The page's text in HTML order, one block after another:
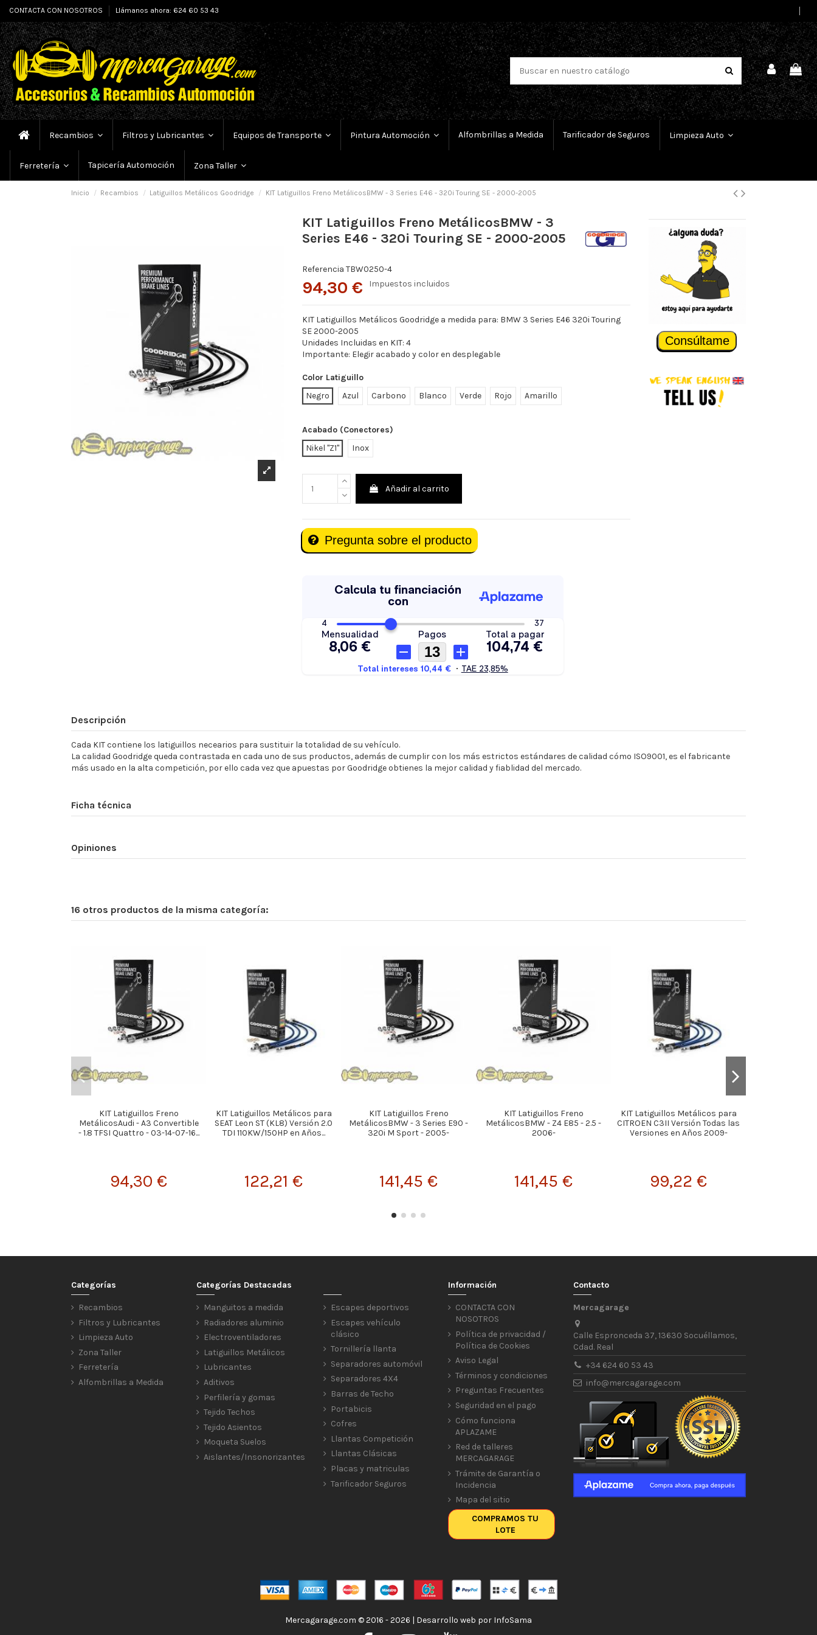
CONTACTA CON NOSOTROS Llámanos ahora: 624 60 53 43
Recambios Filtros y Lubricantes Equipos de Transporte Pintura Automoción Alfombrillas a Medida Tarificador de Seguros Limpieza Auto
Ferretería Tapicería Automoción Zona Taller
Inicio Recambios Latiguillos Metálicos Goodridge KIT Latiguillos Freno MetálicosBMW - 3 Series E46 - 320i Touring SE - 2000-2005
KIT Latiguillos Freno MetálicosBMW - 3
Series E46 - 320i Touring SE - 2000-2005
Referencia TBW0250-4
94,30 € Impuestos incluidos
KIT Latiguillos Metálicos Goodridge a medida para: BMW 3 Series E46 320i Touring
SE 2000-2005
Unidades Incluidas en KIT: 4
Importante: Elegir acabado y color en desplegable
Color Latiguillo
Negro
Azul Carbono Blanco Verde Rojo Amarillo
Acabado (Conectores)
Nikel "Z1"
Inox
Añadir al carrito
Pregunta sobre el producto
Consúltame
Descripción
Cada KIT contiene los latiguillos necearios para sustituir la totalidad de su vehículo.
La calidad Goodridge queda contrastada en cada uno de sus productos, además de cumplir con los más estrictos estándares de calidad cómo ISO9001, es el fabricante
más usado en la alta competición, por ello cada vez que apuestas por Goodridge obtienes la mejor calidad y fiablidad del mercado.
Ficha técnica
Opiniones
16 otros productos de la misma categoría:
KIT Latiguillos Freno
MetálicosAudi - A3 Convertible
- 1.8 TFSI Quattro - 03-14-07-16...
94,30 €
KIT Latiguillos Metálicos para
SEAT Leon ST (KL8) Versión 2.0
TDI 110KW/150HP en Años...
122,21 €
KIT Latiguillos Freno
MetálicosBMW - 3 Series E90 -
320i M Sport - 2005-
141,45 €
KIT Latiguillos Freno
MetálicosBMW - Z4 E85 - 2.5 -
2006-
141,45 €
KIT Latiguillos Metálicos para
CITROEN C3II Versión Todas las
Versiones en Años 2009-
99,22 €
Categorías
Recambios
Filtros y Lubricantes
Limpieza Auto
Zona Taller
Ferretería
Alfombrillas a Medida
Categorías Destacadas
Manguitos a medida
Radiadores aluminio
Electroventiladores
Latiguillos Metálicos
Lubricantes
Aditivos
Perfilería y gomas
Tejido Techos
Tejido Asientos
Moqueta Suelos
Aislantes/Insonorizantes
Escapes deportivos
Escapes vehículo
clásico
Tornillería llanta
Separadores automóvil
Separadores 4X4
Barras de Techo
Portabicis
Cofres
Llantas Competición
Llantas Clásicas
Placas y matriculas
Tarificador Seguros
Información
CONTACTA CON
NOSOTROS
Política de privacidad /
Política de Cookies
Aviso Legal
Términos y condiciones
Preguntas Frecuentes
Seguridad en el pago
Cómo funciona
APLAZAME
Red de talleres
MERCAGARAGE
Trámite de Garantía o
Incidencia
Mapa del sitio
COMPRAMOS TU
LOTE
Contacto
Mercagarage
Calle Espronceda 37, 13630 Socuéllamos,
Cdad. Real
+34 624 60 53 43
info@mercagarage.com
Mercagarage.com © 2016 - 2026 | Desarrollo web por InfoSama